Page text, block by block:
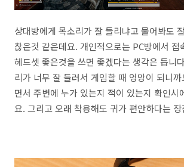
상대방에게 목소리가 잘 들리냐고 물어봐도
찮은것 같은데요. 개인적으로는 PC방에서 접
헤드셋 좋은것을 쓰면 좋겠다는 생각은 듭니
리가 너무 잘 들려서 게임할 때 엉망이 되니
면서 주변에 누가 있는지 적이 있는지 확인시
요. 그리고 오래 착용해도 귀가 편안하다는